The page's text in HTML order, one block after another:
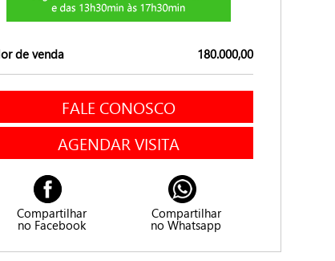
de venda 180.000,00
FALE CONOSCO
AGENDAR VISITA
Compartilhar
no Facebook
Compartilhar
no Whatsapp